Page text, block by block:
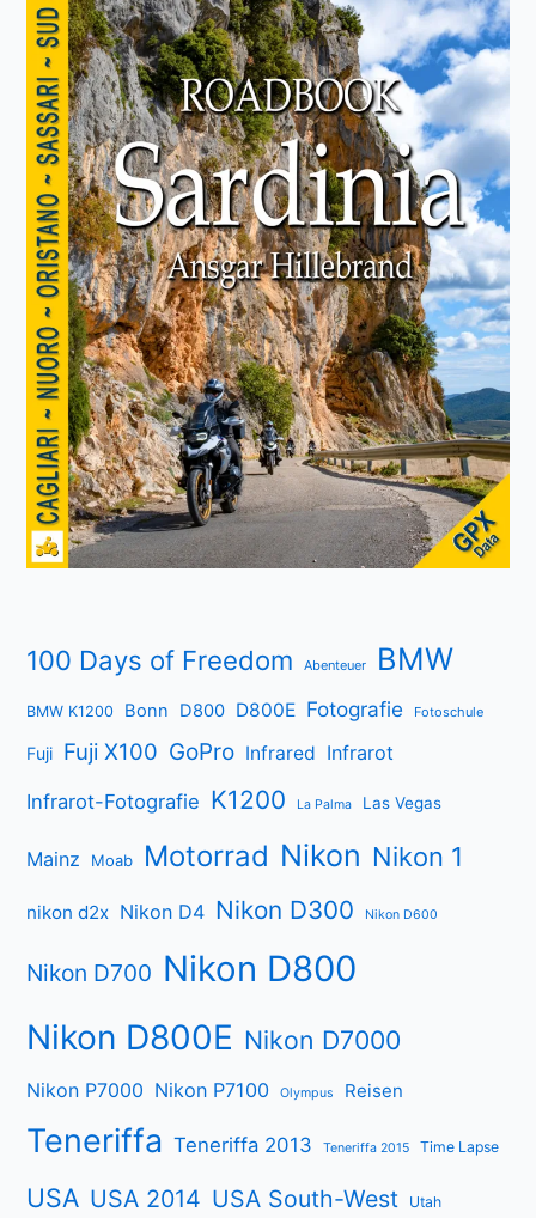
100 Days of Freedom Abenteuer BMW
BMW K1200 Bonn D800 D800E Fotografie Fotoschule
Fuji Fuji X100 GoPro Infrared Infrarot
Infrarot-Fotografie K1200 La Palma Las Vegas
Mainz Moab Motorrad Nikon Nikon 1
nikon d2x Nikon D4 Nikon D300 Nikon D600
Nikon D700 Nikon D800
Nikon D800E Nikon D7000
Nikon P7000 Nikon P7100 Olympus Reisen
Teneriffa Teneriffa 2013 Teneriffa 2015 Time Lapse
USA USA 2014 USA South-West Utah